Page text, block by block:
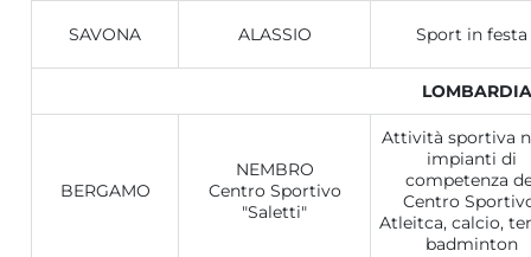
SAVONA ALASSIO Sport in festa
LOMBARDIA
BERGAMO
NEMBRO
Centro Sportivo
"Saletti"
Attività sportiva
impianti di
competenza
Centro
Atleitca, calcio,
badminton